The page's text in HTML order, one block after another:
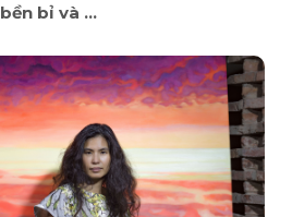
bền bỉ và ...